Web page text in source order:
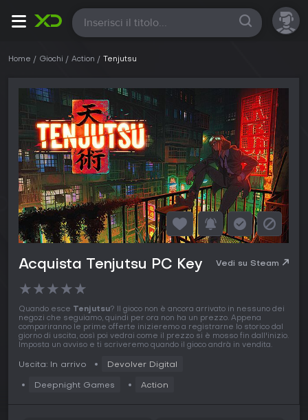
Tutte
Home Giochi Action Tenjutsu
Acquista Tenjutsu PC Key Vedi su Steam
★★★★★
Quando esce Tenjutsu? Il gioco non è ancora arrivato in nessuno dei
negozi che seguiamo, quindi per ora non ha un prezzo. Appena
compariranno le prime offerte inizieremo a registrarne lo storico dal
giorno di uscita, così poi vedrai come il prezzo si è mosso fin dall'inizio.
Imposta un avviso e ti scriveremo quando il gioco andrà in vendita.
Uscita: In arrivo Devolver Digital
Deepnight Games Action